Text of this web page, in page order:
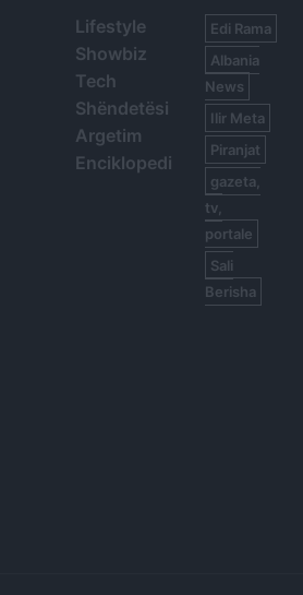
Lifestyle
Showbiz
Tech
Shëndetësi
Argetim
Enciklopedi
Edi Rama
Albania
News
Ilir Meta
Piranjat
gazeta,
tv,
portale
Sali
Berisha